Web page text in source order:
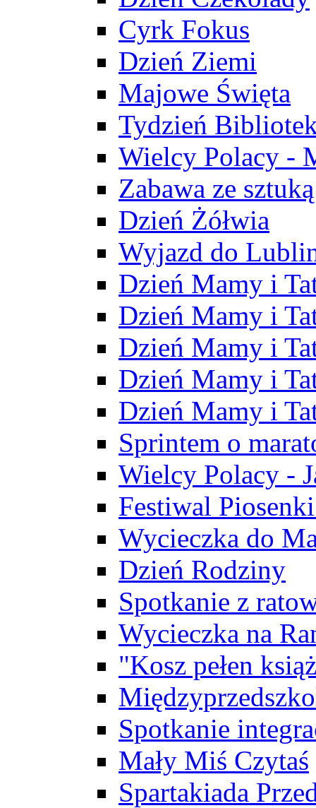
Cyrk Fokus
Dzień Ziemi
Majowe Święta
Tydzień
Wielcy Polacy -
Zabawa ze
Dzień Żółwia
Wyjazd do
Dzień Mamy i
Dzień Mamy i
Dzień Mamy i
Dzień Mamy i
Dzień Mamy i
Sprintem o
Wielcy Polacy -
Festiwal
Wycieczka do
Dzień Rodziny
Spotkanie z
Wycieczka na
"Kosz pełen
Spotkanie
Mały Miś Czytaś
Spartakiada